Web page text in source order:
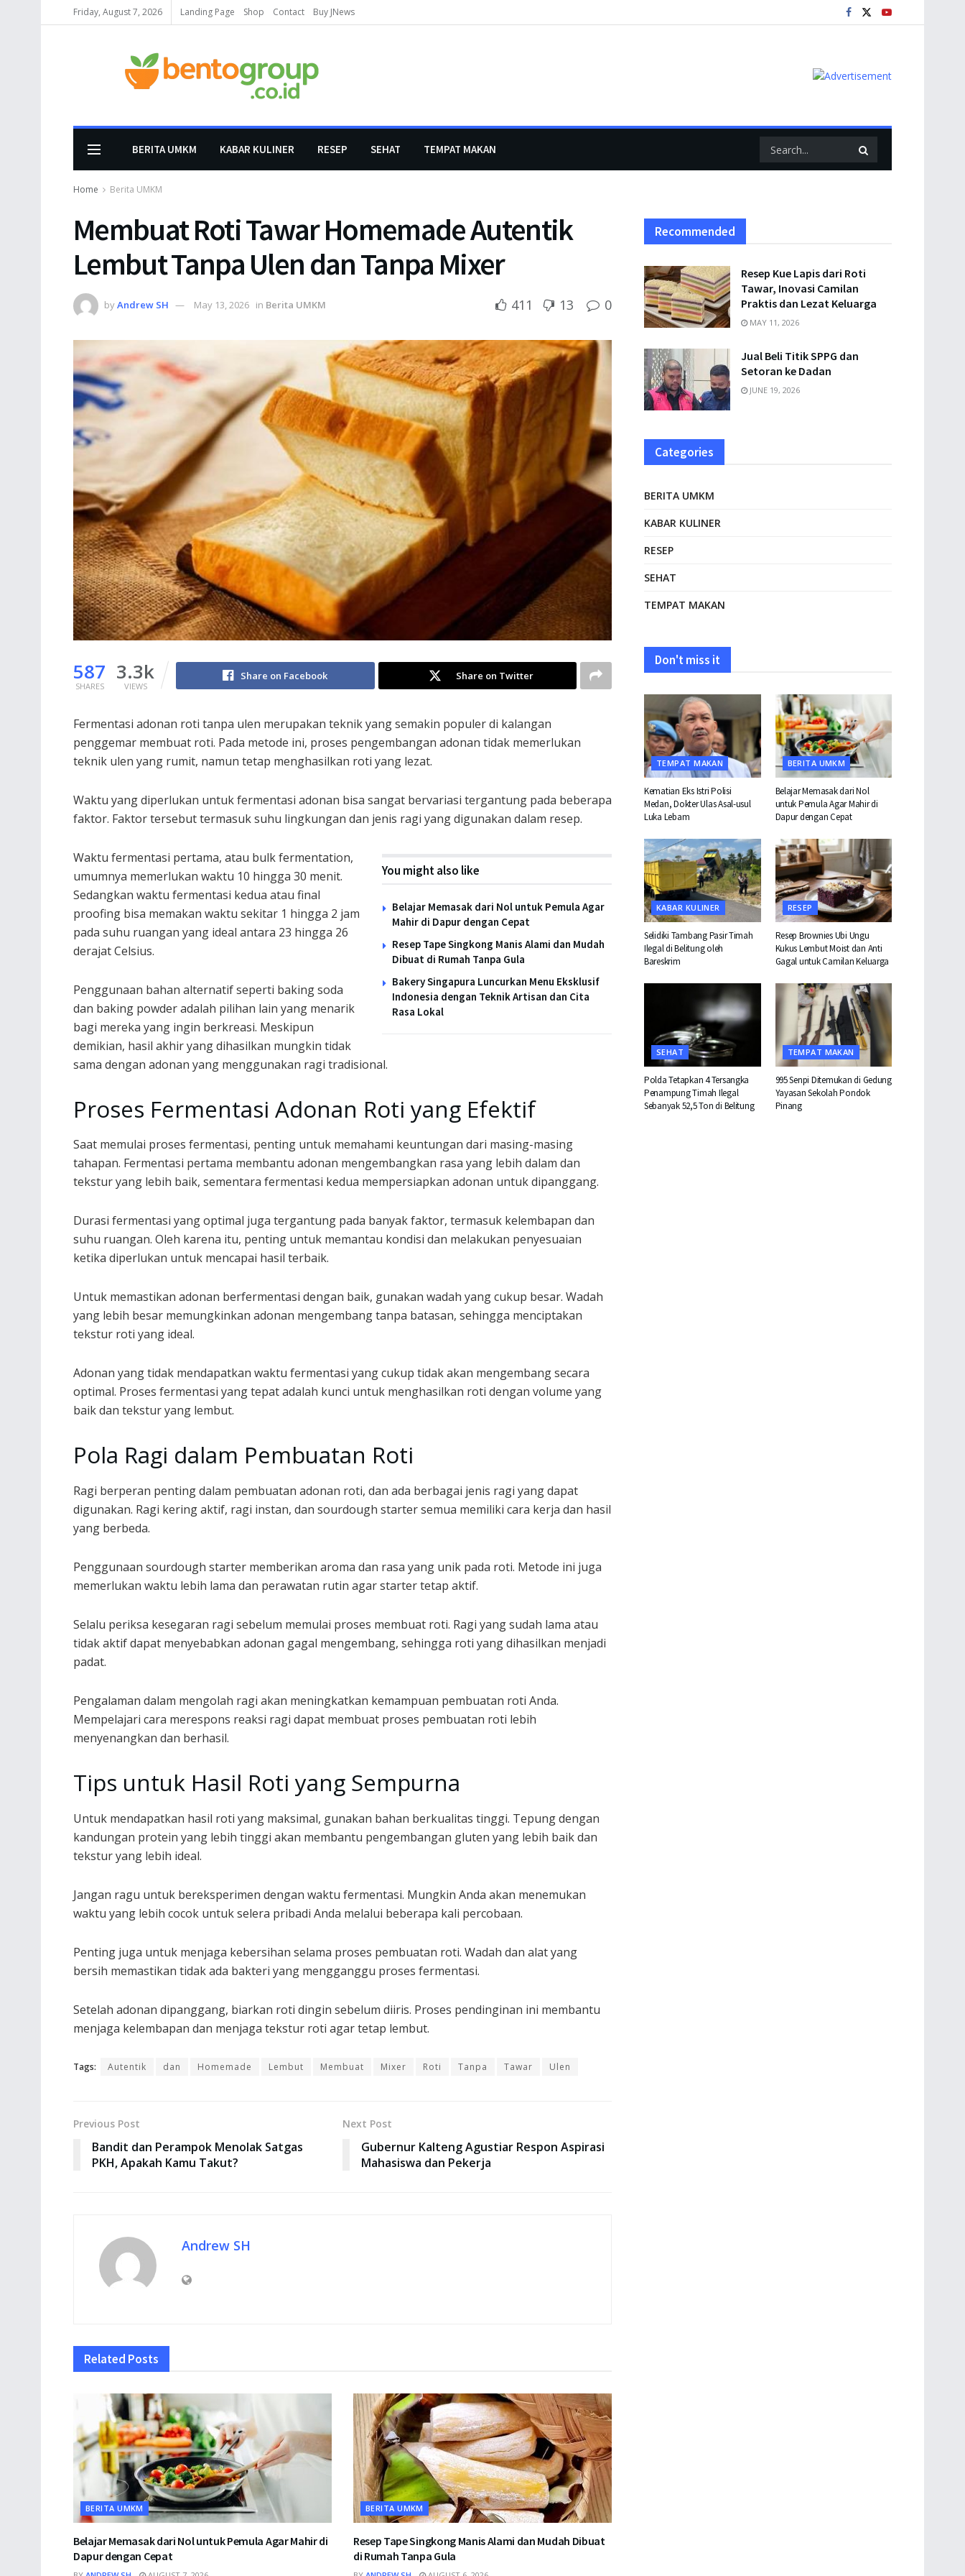
Friday, August 7, 2026 Landing Page Shop Contact Buy JNews
BERITA UMKM KABAR KULINER RESEP SEHAT TEMPAT MAKAN
Home Berita UMKM
Membuat Roti Tawar Homemade Autentik
Lembut Tanpa Ulen dan Tanpa Mixer
byAndrew SH May 13, 2026 in Berita UMKM 411 13 0
587
SHARES
3.3k
VIEWS
Share on Facebook Share on Twitter
Fermentasi adonan roti tanpa ulen merupakan teknik yang semakin populer di kalangan
penggemar membuat roti. Pada metode ini, proses pengembangan adonan tidak memerlukan
teknik ulen yang rumit, namun tetap menghasilkan roti yang lezat.
Waktu yang diperlukan untuk fermentasi adonan bisa sangat bervariasi tergantung pada beberapa
faktor. Faktor tersebut termasuk suhu lingkungan dan jenis ragi yang digunakan dalam resep.
You might also like
Belajar Memasak dari Nol untuk Pemula Agar
Mahir di Dapur dengan Cepat
Resep Tape Singkong Manis Alami dan Mudah
Dibuat di Rumah Tanpa Gula
Bakery Singapura Luncurkan Menu Eksklusif
Indonesia dengan Teknik Artisan dan Cita
Rasa Lokal
Waktu fermentasi pertama, atau bulk fermentation,
umumnya memerlukan waktu 10 hingga 30 menit.
Sedangkan waktu fermentasi kedua atau final
proofing bisa memakan waktu sekitar 1 hingga 2 jam
pada suhu ruangan yang ideal antara 23 hingga 26
derajat Celsius.
Penggunaan bahan alternatif seperti baking soda
dan baking powder adalah pilihan lain yang menarik
bagi mereka yang ingin berkreasi. Meskipun
demikian, hasil akhir yang dihasilkan mungkin tidak
sama dengan adonan yang menggunakan ragi tradisional.
Proses Fermentasi Adonan Roti yang Efektif
Saat memulai proses fermentasi, penting untuk memahami keuntungan dari masing-masing
tahapan. Fermentasi pertama membantu adonan mengembangkan rasa yang lebih dalam dan
tekstur yang lebih baik, sementara fermentasi kedua mempersiapkan adonan untuk dipanggang.
Durasi fermentasi yang optimal juga tergantung pada banyak faktor, termasuk kelembapan dan
suhu ruangan. Oleh karena itu, penting untuk memantau kondisi dan melakukan penyesuaian
ketika diperlukan untuk mencapai hasil terbaik.
Untuk memastikan adonan berfermentasi dengan baik, gunakan wadah yang cukup besar. Wadah
yang lebih besar memungkinkan adonan mengembang tanpa batasan, sehingga menciptakan
tekstur roti yang ideal.
Adonan yang tidak mendapatkan waktu fermentasi yang cukup tidak akan mengembang secara
optimal. Proses fermentasi yang tepat adalah kunci untuk menghasilkan roti dengan volume yang
baik dan tekstur yang lembut.
Pola Ragi dalam Pembuatan Roti
Ragi berperan penting dalam pembuatan adonan roti, dan ada berbagai jenis ragi yang dapat
digunakan. Ragi kering aktif, ragi instan, dan sourdough starter semua memiliki cara kerja dan hasil
yang berbeda.
Penggunaan sourdough starter memberikan aroma dan rasa yang unik pada roti. Metode ini juga
memerlukan waktu lebih lama dan perawatan rutin agar starter tetap aktif.
Selalu periksa kesegaran ragi sebelum memulai proses membuat roti. Ragi yang sudah lama atau
tidak aktif dapat menyebabkan adonan gagal mengembang, sehingga roti yang dihasilkan menjadi
padat.
Pengalaman dalam mengolah ragi akan meningkatkan kemampuan pembuatan roti Anda.
Mempelajari cara merespons reaksi ragi dapat membuat proses pembuatan roti lebih
menyenangkan dan berhasil.
Tips untuk Hasil Roti yang Sempurna
Untuk mendapatkan hasil roti yang maksimal, gunakan bahan berkualitas tinggi. Tepung dengan
kandungan protein yang lebih tinggi akan membantu pengembangan gluten yang lebih baik dan
tekstur yang lebih ideal.
Jangan ragu untuk bereksperimen dengan waktu fermentasi. Mungkin Anda akan menemukan
waktu yang lebih cocok untuk selera pribadi Anda melalui beberapa kali percobaan.
Penting juga untuk menjaga kebersihan selama proses pembuatan roti. Wadah dan alat yang
bersih memastikan tidak ada bakteri yang mengganggu proses fermentasi.
Setelah adonan dipanggang, biarkan roti dingin sebelum diiris. Proses pendinginan ini membantu
menjaga kelembapan dan menjaga tekstur roti agar tetap lembut.
Tags: Autentik dan Homemade Lembut Membuat Mixer Roti Tanpa Tawar Ulen
Previous Post
Bandit dan Perampok Menolak Satgas
PKH, Apakah Kamu Takut?
Next Post
Gubernur Kalteng Agustiar Respon Aspirasi
Mahasiswa dan Pekerja
Andrew SH
Related Posts
BERITA UMKM
Belajar Memasak dari Nol untuk Pemula Agar Mahir di
Dapur dengan Cepat
BERITA UMKM
Resep Tape Singkong Manis Alami dan Mudah Dibuat
di Rumah Tanpa Gula
Recommended
Resep Kue Lapis dari Roti
Tawar, Inovasi Camilan
Praktis dan Lezat Keluarga
MAY 11, 2026
Jual Beli Titik SPPG dan
Setoran ke Dadan
JUNE 19, 2026
Categories
BERITA UMKM
KABAR KULINER
RESEP
SEHAT
TEMPAT MAKAN
Don't miss it
TEMPAT MAKAN
Kematian Eks Istri Polisi
Medan, Dokter Ulas Asal-usul
Luka Lebam
BERITA UMKM
Belajar Memasak dari Nol
untuk Pemula Agar Mahir di
Dapur dengan Cepat
KABAR KULINER
Selidiki Tambang Pasir Timah
Ilegal di Belitung oleh
Bareskrim
RESEP
Resep Brownies Ubi Ungu
Kukus Lembut Moist dan Anti
Gagal untuk Camilan Keluarga
SEHAT
Polda Tetapkan 4 Tersangka
Penampung Timah Ilegal
Sebanyak 52,5 Ton di Belitung
TEMPAT MAKAN
995 Senpi Ditemukan di Gedung
Yayasan Sekolah Pondok
Pinang